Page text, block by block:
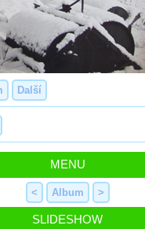
Další
MENU
< Album >
SLIDESHOW